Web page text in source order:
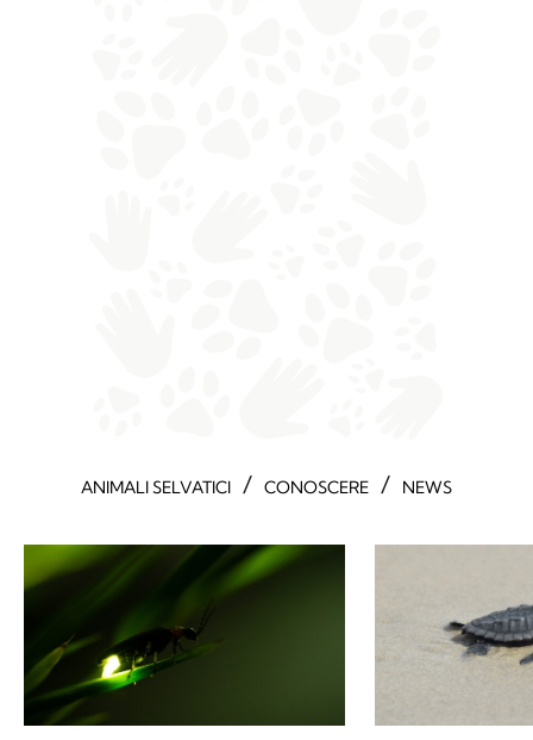
ANIMALI SELVATICI / CONOSCERE / NEWS